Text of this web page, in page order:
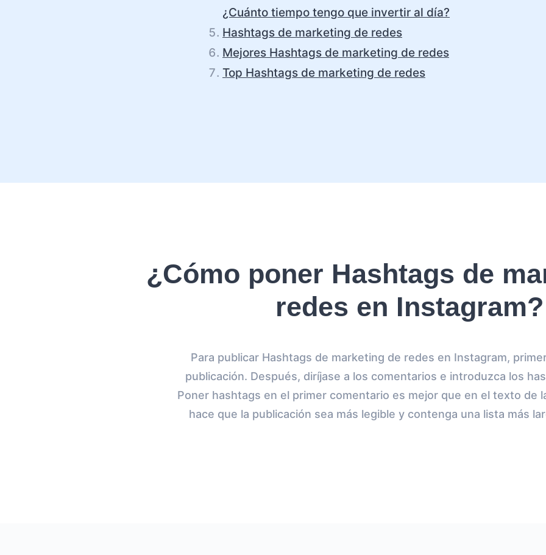
¿Cuánto tiempo tengo que invertir al día?
Hashtags de marketing de redes
Mejores Hashtags de marketing de redes
Top Hashtags de marketing de redes
¿Cómo poner Hashtags de
redes en Instagram?
Para publicar Hashtags de marketing de redes en Instagram,
publicación. Después, diríjase a los comentarios e introduzca los
Poner hashtags en el primer comentario es mejor que en el texto de
hace que la publicación sea más legible y contenga una lista más